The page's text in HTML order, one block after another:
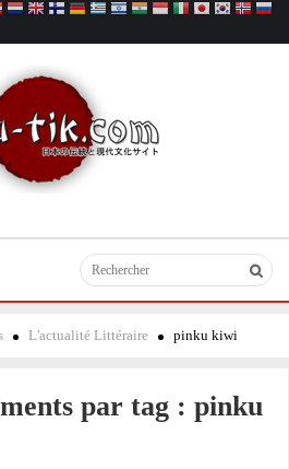
L'actualité Littéraire pinku kiwi
par tag : pinku